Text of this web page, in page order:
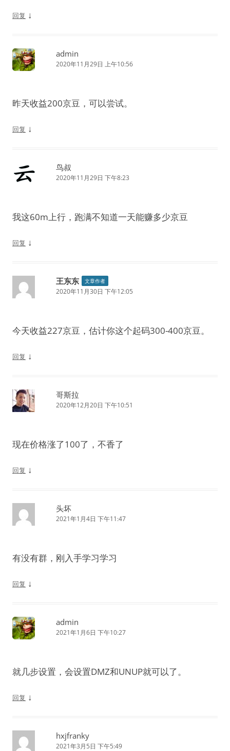
回复 ↓
admin
2020年11月29日 上午10:56
昨天收益200京豆，可以尝试。
回复 ↓
鸟叔
2020年11月29日 下午8:23
我这60m上行，跑满不知道一天能赚多少京豆
回复 ↓
王东东 文章作者
2020年11月30日 下午12:05
今天收益227京豆，估计你这个起码300-400京豆。
回复 ↓
哥斯拉
2020年12月20日 下午10:51
现在价格涨了100了，不香了
回复 ↓
头坏
2021年1月4日 下午11:47
有没有群，刚入手学习学习
回复 ↓
admin
2021年1月6日 下午10:27
就几步设置，会设置DMZ和UNUP就可以了。
回复 ↓
hxjfranky
2021年3月5日 下午5:49